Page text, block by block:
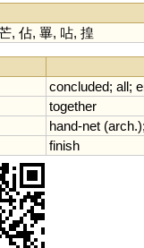
, 佔, 罼, 呫, 揘
concluded; all;
together
hand-net(arch.);
finish